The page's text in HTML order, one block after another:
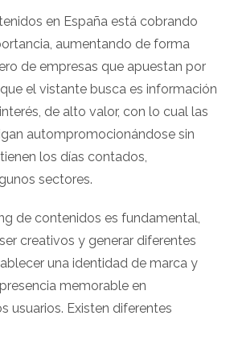
en España está cobrando
aumentando de forma
de empresas que apuestan por
el vistante busca es información
de alto valor, con lo cual las
autompromocionándose sin
los días contados,
sectores.
de contenidos es fundamental,
creativos y generar diferentes
una identidad de marca y
memorable en
usuarios. Existen diferentes